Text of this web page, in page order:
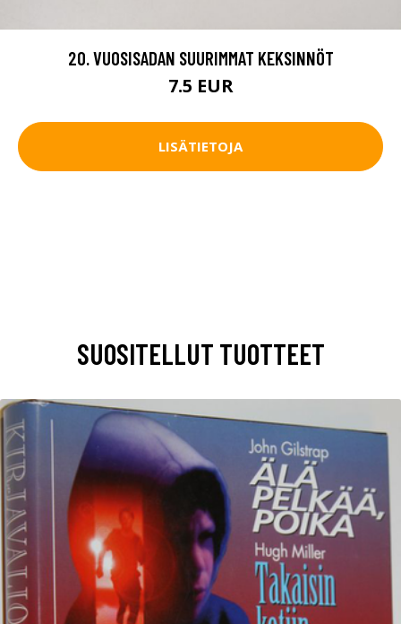
20. VUOSISADAN SUURIMMAT KEKSINNÖT
7.5 EUR
LISÄTIETOJA
SUOSITELLUT TUOTTEET